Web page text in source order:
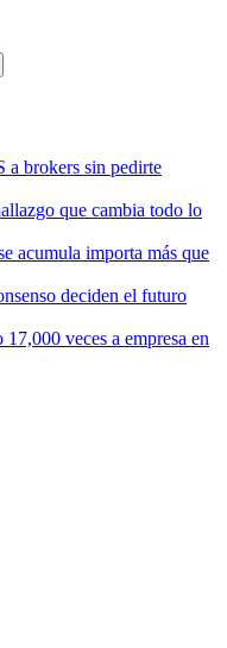
a brokers sin pedirte
que cambia todo lo
acumula importa más que
deciden el futuro
veces a empresa en